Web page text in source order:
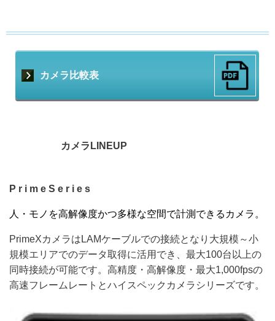
カメラ比較表
カメラLINEUP
P r i m e S e r i e s
人・モノを高解像度かつ多様な空間で計測できるカメラ。
PrimeXカメラはLAMケーブルでの接続となり大規模～小
規模エリアでのデータ取得に活用でき、最大100台以上の
同時接続が可能です。高精度・高解像度・最大1,000fpsの
高速フレームレートとハイスペックカメラシリーズです。